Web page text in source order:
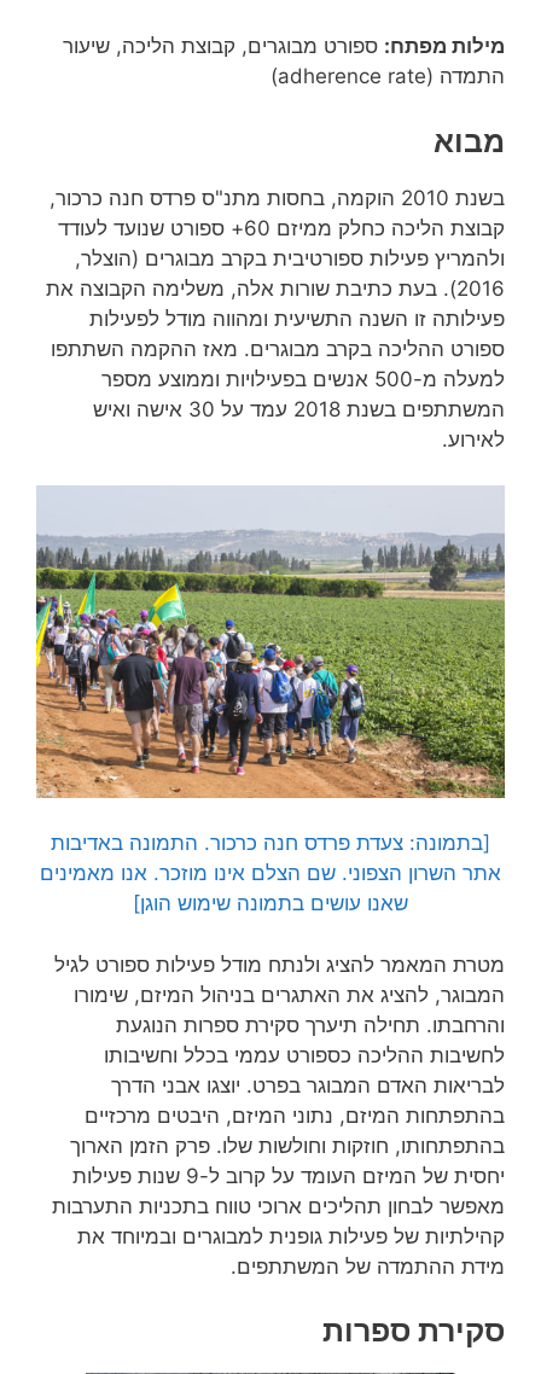
מילות מפתח: ספורט מבוגרים, קבוצת הליכה, שיעור
התמדה (adherence rate)
מבוא
בשנת 2010 הוקמה, בחסות מתנ"ס פרדס חנה כרכור,
קבוצת הליכה כחלק ממיזם 60+ ספורט שנועד לעודד
ולהמריץ פעילות ספורטיבית בקרב מבוגרים (הוצלר,
2016). בעת כתיבת שורות אלה, משלימה הקבוצה את
פעילותה זו השנה התשיעית ומהווה מודל לפעילות
ספורט ההליכה בקרב מבוגרים. מאז ההקמה השתתפו
למעלה מ-500 אנשים בפעילויות וממוצע מספר
המשתתפים בשנת 2018 עמד על 30 אישה ואיש
לאירוע.
[בתמונה: צעדת פרדס חנה כרכור. התמונה באדיבות
אתר השרון הצפוני. שם הצלם אינו מוזכר. אנו מאמינים
שאנו עושים בתמונה שימוש הוגן]
מטרת המאמר להציג ולנתח מודל פעילות ספורט לגיל
המבוגר, להציג את האתגרים בניהול המיזם, שימורו
והרחבתו. תחילה תיערך סקירת ספרות הנוגעת
לחשיבות ההליכה כספורט עממי בכלל וחשיבותו
לבריאות האדם המבוגר בפרט. יוצגו אבני הדרך
בהתפתחות המיזם, נתוני המיזם, היבטים מרכזיים
בהתפתחותו, חוזקות וחולשות שלו. פרק הזמן הארוך
יחסית של המיזם העומד על קרוב ל-9 שנות פעילות
מאפשר לבחון תהליכים ארוכי טווח בתכניות התערבות
קהילתיות של פעילות גופנית למבוגרים ובמיוחד את
מידת ההתמדה של המשתתפים.
סקירת ספרות